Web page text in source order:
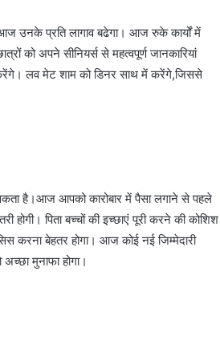
उनके प्रति लागाव बढेगा। आज रुके कार्यों में
को अपने सीनियर्स से महत्वपूर्ण जानकारियां
लव मेट शाम को डिनर साथ में करेंगे,जिससे
है।आज आपको कारोबार में पैसा लगाने से पहले
होगी। पिता बच्चों की इच्छाएं पूरी करने की कोशिश
करना बेहतर होगा। आज कोई नई जिम्मेदारी
मुनाफा होगा।